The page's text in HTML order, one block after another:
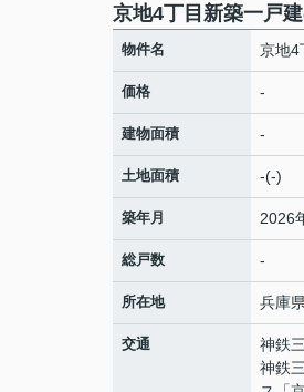
京地4丁目新築一戸
物件名 京地4
価格 -
建物面積 -
土地面積 -(-)
築年月 2026
総戸数 -
所在地 兵庫県
交通 神鉄
神鉄